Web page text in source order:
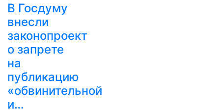
В Госдуму
внесли
законопроект
о запрете
на
публикацию
«обвинительной
и…